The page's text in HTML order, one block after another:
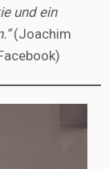
und ein
(Joachim